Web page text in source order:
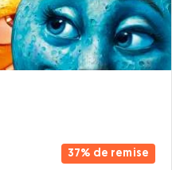
37% de remise